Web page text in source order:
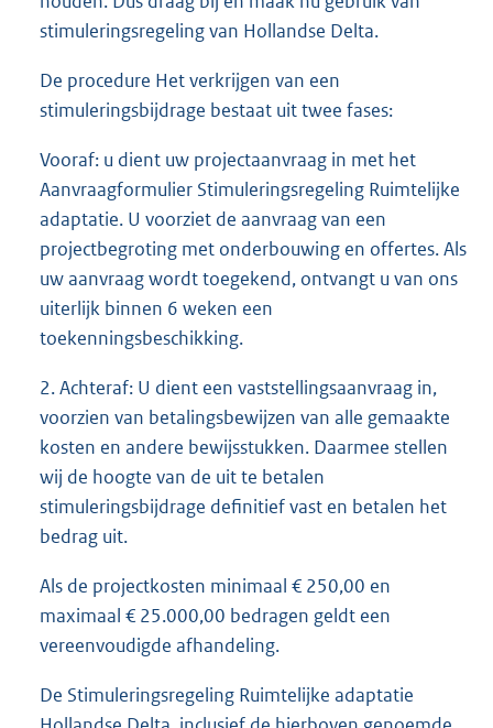
stimuleringsregeling van Hollandse Delta.
De procedure Het verkrijgen van een
stimuleringsbijdrage bestaat uit twee fases:
Vooraf: u dient uw projectaanvraag in met het
Aanvraagformulier Stimuleringsregeling Ruimtelijke
adaptatie. U voorziet de aanvraag van een
projectbegroting met onderbouwing en offertes. Als
uw aanvraag wordt toegekend, ontvangt u van ons
uiterlijk binnen 6 weken een
toekenningsbeschikking.
2. Achteraf: U dient een vaststellingsaanvraag in,
voorzien van betalingsbewijzen van alle gemaakte
kosten en andere bewijsstukken. Daarmee stellen
wij de hoogte van de uit te betalen
stimuleringsbijdrage definitief vast en betalen het
bedrag uit.
Als de projectkosten minimaal € 250,00 en
maximaal € 25.000,00 bedragen geldt een
vereenvoudigde afhandeling.
De Stimuleringsregeling Ruimtelijke adaptatie